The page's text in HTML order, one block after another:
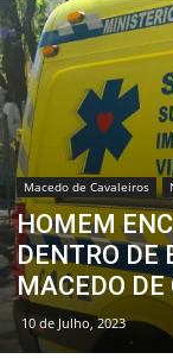
Macedo de Cavaleiros
HOMEM
DENTRO DE
MACEDO DE
10 de Julho, 2023